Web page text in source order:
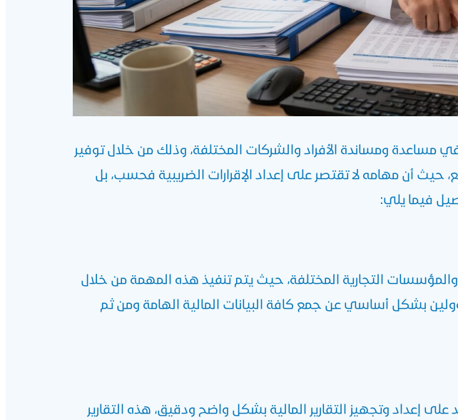
مساعدة ومساندة الأفراد والشركات المختلفة، وذلك من خلال توفير
حيث أن مهامه لا تقتصر على إعداد الإقرارات الضريبية فحسب، بل
فيما يلي:
التجارية المختلفة، حيث يتم تنفيذ هذه المهمة من خلال
بشكل أساسي عن جمع كافة البيانات المالية الهامة ومن ثم
إعداد وتجهيز التقارير المالية بشكل واضح ودقيق، هذه التقارير